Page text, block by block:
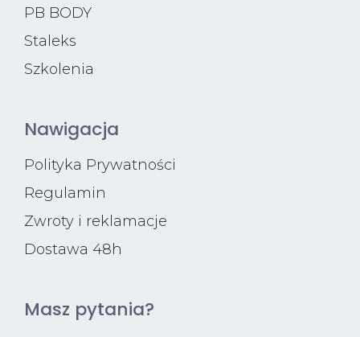
PB BODY
Staleks
Szkolenia
Nawigacja
Polityka Prywatności
Regulamin
Zwroty i reklamacje
Dostawa 48h
Masz pytania?